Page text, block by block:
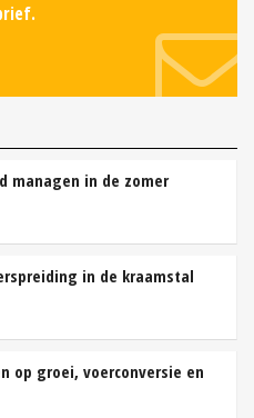
managen in de zomer
in de kraamstal
op groei, voerconversie en